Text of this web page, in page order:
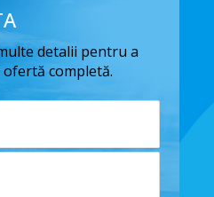
detalii pentru a
completă.